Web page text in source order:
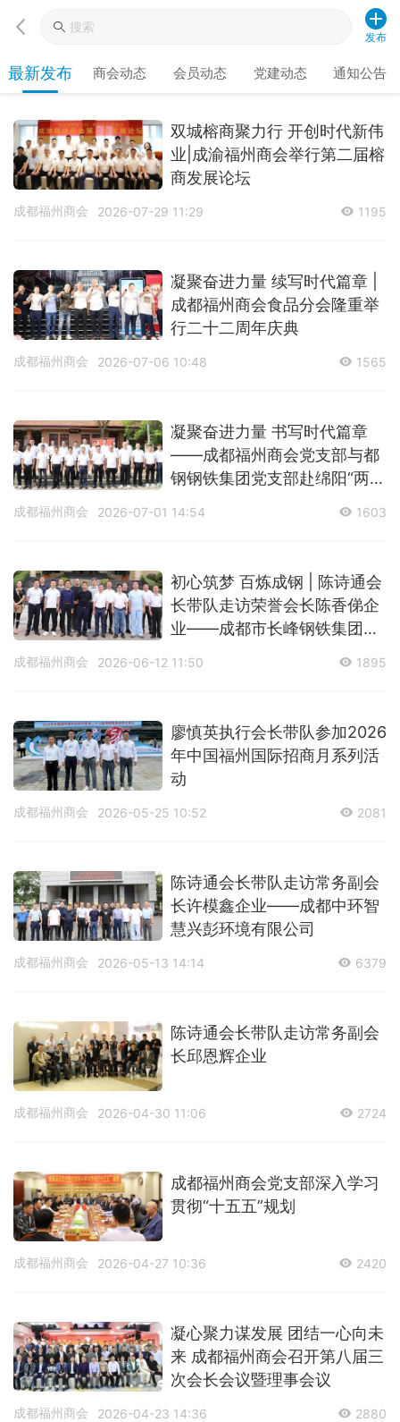
发布
最新发布 商会动态 会员动态 党建动态 通知公告
双城榕商聚力行 开创时代新伟
业|成渝福州商会举行第二届榕
商发展论坛
成都福州商会 2026-07-29 11:29 1195
凝聚奋进力量 续写时代篇章 |
成都福州商会食品分会隆重举
行二十二周年庆典
成都福州商会 2026-07-06 10:48 1565
凝聚奋进力量 书写时代篇章
——成都福州商会党支部与都
钢钢铁集团党支部赴绵阳“两弹
成都福州商会 2026-07-01 14:54 1603
初心筑梦 百炼成钢 | 陈诗通会
长带队走访荣誉会长陈香俤企
业——成都市长峰钢铁集团有
成都福州商会 2026-06-12 11:50 1895
廖慎英执行会长带队参加2026
年中国福州国际招商月系列活
动
成都福州商会 2026-05-25 10:52 2081
陈诗通会长带队走访常务副会
长许模鑫企业——成都中环智
慧兴彭环境有限公司
成都福州商会 2026-05-13 14:14 6379
陈诗通会长带队走访常务副会
长邱恩辉企业
成都福州商会 2026-04-30 11:06 2724
成都福州商会党支部深入学习
贯彻“十五五”规划
成都福州商会 2026-04-27 10:36 2420
凝心聚力谋发展 团结一心向未
来 成都福州商会召开第八届三
次会长会议暨理事会议
成都福州商会 2026-04-23 14:36 2880